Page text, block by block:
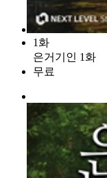
1화
은거기인 1화
무료